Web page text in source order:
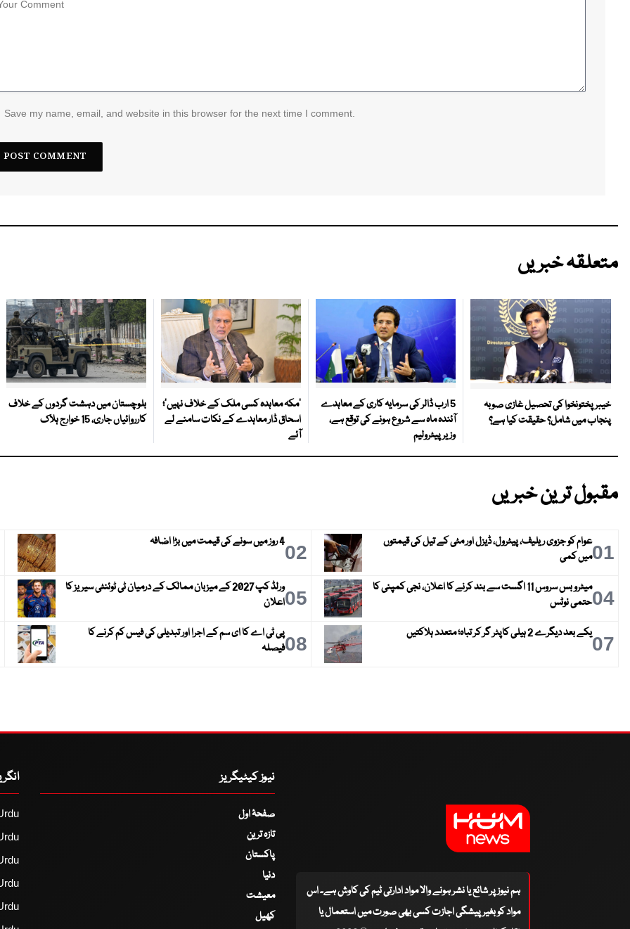
Save my name, email, and website in this browser for the next time I comment.
متعلقہ خبریں
خیبر پختونخوا کی تحصیل غازی صوبہ
پنجاب میں شامل؟ حقیقت کیا ہے؟
5 ارب ڈالر کی سرمایہ کاری کے معاہدے
آئندہ ماہ سے شروع ہونے کی توقع ہے،
وزیر پیٹرولیم
‘مکہ معاہدہ کسی ملک کے خلاف نہیں’؛
اسحاق ڈار معاہدے کے نکات سامنے لے
آئے
بلوچستان میں دہشت گردوں کے خلاف
کارروائیاں جاری، 15 خوارج ہلاک
مقبول ترین خبریں
01عوام کو جزوی ریلیف، پیٹرول، ڈیزل اور مٹی کے تیل کی قیمتوں
میں کمی
024 روز میں سونے کی قیمت میں بڑا اضافہ
04
میٹرو بس سروس 11 اگست سے بند کرنے کا اعلان، نجی کمپنی کا
حتمی نوٹس
05
ورلڈ کپ 2027 کے میزبان ممالک کے درمیان ٹی ٹوئنٹی سیریز کا
اعلان
07یکے بعد دیگرے 2 ہیلی کاپٹر گر کر تباہ؛ متعدد ہلاکتیں 08پی ٹی اے کا ای سم کے اجرا اور تبدیلی کی فیس کم کرنے کا
فیصلہ
ہم نیوز پر شائع یا نشر ہونے والا مواد ادارتی ٹیم کی کاوش ہے۔ اس
مواد کو بغیر پیشگی اجازت کسی بھی صورت میں استعمال یا
نیوز کیٹیگریز
صفحۂ اول
تازہ ترین
پاکستان
دنیا
معیشت
کھیل